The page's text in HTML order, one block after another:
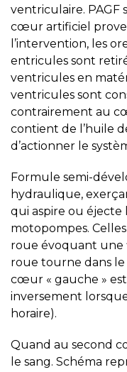
ventriculaire. PAGF
cœur artificiel
l’intervention, les
entricules sont
ventricules en
ventricules sont
contrairement au
contient de l’huile
d’actionner le
Formule semi-
hydraulique,
qui aspire ou éjecte
motopompes.
roue évoquant une
roue tourne dans
cœur « gauche »
inversement
horaire).
Quand au second
le sang. Schéma